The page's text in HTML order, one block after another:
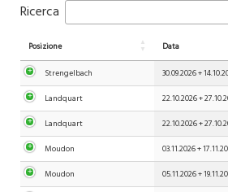
Ricerca
Posizione Data
Strengelbach 30.09.2026 +
Landquart
22.10.2026 +
Landquart
22.10.2026 +
Moudon
03.11.2026 +
Moudon
05.11.2026 +